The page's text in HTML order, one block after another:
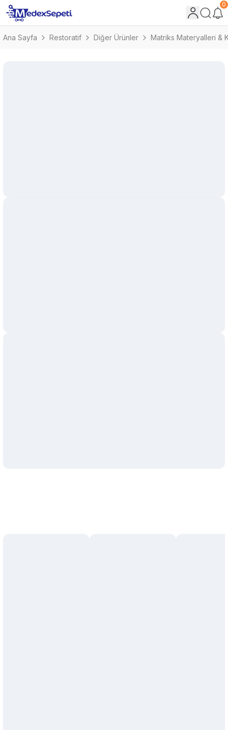
0
Ana Sayfa Restoratif Diğer Ürünler Matriks Materyalleri &